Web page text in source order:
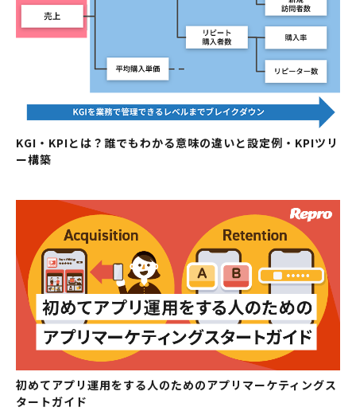
KGI・KPIとは？誰でもわかる意味の違いと設定例・KPIツリ
ー構築
初めてアプリ運用をする人のためのアプリマーケティングス
タートガイド